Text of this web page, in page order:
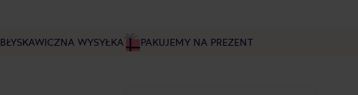
BŁYSKAWICZNA WYSYŁKA PAKUJEMY NA PREZENT